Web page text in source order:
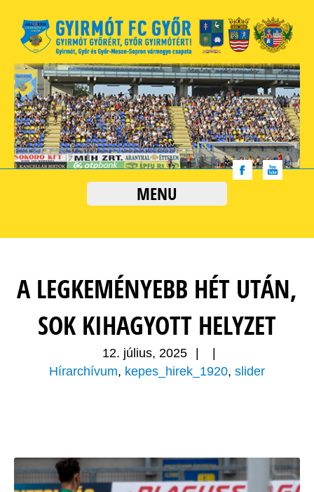
MENU
A LEGKEMÉNYEBB HÉT UTÁN,
SOK KIHAGYOTT HELYZET
12. július, 2025
Hírarchívum, kepes_hirek_1920, slider